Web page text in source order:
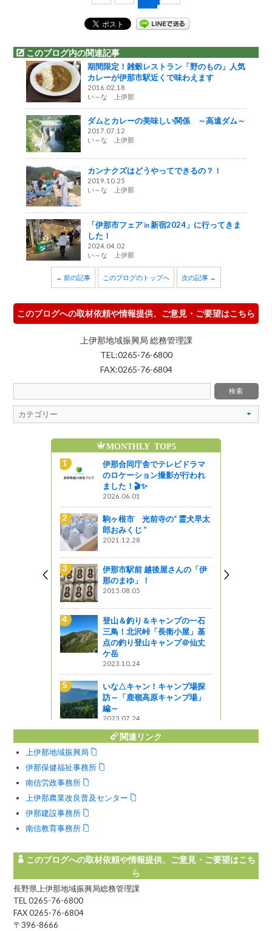
このブログ内の関連記事
期間限定！雑穀レストラン「野のもの」人気
カレーが伊那市駅近くで味わえます
2016.02.18
い～な 上伊那
ダムとカレーの美味しい関係 ～高遠ダム～
2017.07.12
い～な 上伊那
カンナクズはどうやってできるの？！
2019.10.25
い～な 上伊那
「伊那市フェア㏌新宿2024」に行ってきま
した！
2024.04.02
い～な 上伊那
← 前の記事 このブログのトップへ 次の記事 →
このブログへの取材依頼や情報提供、ご意見・ご要望はこちら
上伊那地域振興局 総務管理課
TEL:0265-76-6800
FAX:0265-76-6804
MONTHLY TOP5
伊那合同庁舎でテレビドラマ
のロケーション撮影が行われ
ました！🎬✨
2026.06.01
駒ヶ根市 光前寺の“ 霊犬早太
郎おみくじ ”
2021.12.28
伊那市駅前 越後屋さんの「伊
那のまゆ」！
2015.08.05
登山＆釣り＆キャンプの一石
三鳥！北沢峠「長衛小屋」基
点の釣り登山キャンプ＠仙丈
ケ岳
2023.10.24
いな△キャン！キャンプ場探
訪～「鹿嶺高原キャンプ場」
編～
2023.07.24
関連リンク
上伊那地域振興局
伊那保健福祉事務所
南信労政事務所
上伊那農業改良普及センター
伊那建設事務所
南信教育事務所
このブログへの取材依頼や情報提供、ご意見・ご要望はこち
ら
長野県上伊那地域振興局総務管理課
TEL 0265-76-6800
FAX 0265-76-6804
〒396-8666